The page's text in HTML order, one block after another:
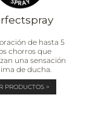
de hasta 5
chorros que
una sensación
de ducha.
PRODUCTOS >